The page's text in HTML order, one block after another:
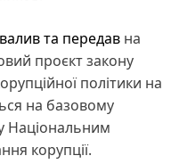
та передав на
проєкт закону
політики на
на базовому
Національним
корупції.